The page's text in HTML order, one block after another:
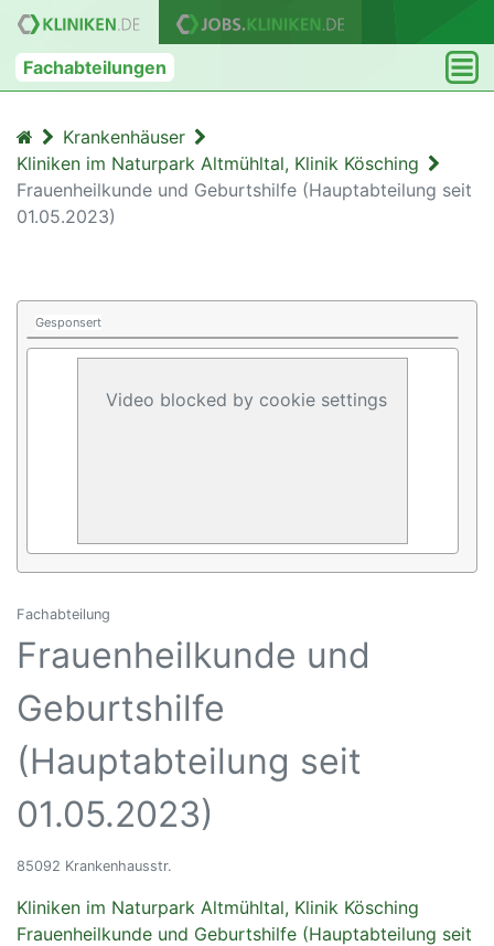
Fachabteilungen
Krankenhäuser
Kliniken im Naturpark Altmühltal, Klinik Kösching
Frauenheilkunde und Geburtshilfe (Hauptabteilung seit
01.05.2023)
Gesponsert
Video blocked by cookie settings
Fachabteilung
Frauenheilkunde und
Geburtshilfe
(Hauptabteilung seit
01.05.2023)
85092 Krankenhausstr.
Kliniken im Naturpark Altmühltal, Klinik Kösching
Frauenheilkunde und Geburtshilfe (Hauptabteilung seit